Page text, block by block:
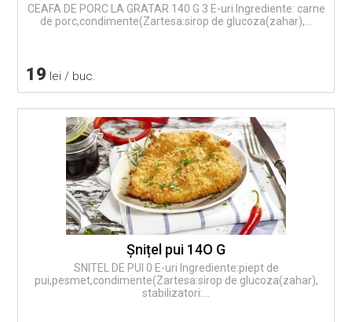
CEAFA DE PORC LA GRATAR 140 G 3 E-uri Ingrediente: carne
de porc,condimente(Zartesa:sirop de glucoza(zahar),...
19 lei / buc.
Șnițel pui 14O G
SNITEL DE PUI 0 E-uri Ingrediente:piept de
pui,pesmet,condimente(Zartesa:sirop de glucoza(zahar),
stabilizatori:...